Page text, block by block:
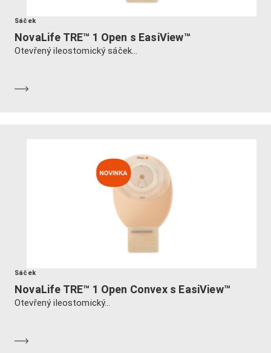
Sáček
NovaLife TRE™ 1 Open s EasiView™
Otevřený ileostomický sáček...
Sáček
NovaLife TRE™ 1 Open Convex s EasiView™
Otevřený ileostomický...